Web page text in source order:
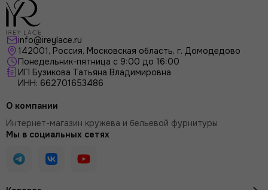
info@ireylace.ru
142001, Россия, Московская область, г. Домодедово
Понедельник-пятница с 9:00 до 16:00
ИП Бузикова Татьяна Владимировна
ИНН: 662701653486
О компании
Интернет-магазин кружева и бельевой фурнитуры
Мы в социальных сетях